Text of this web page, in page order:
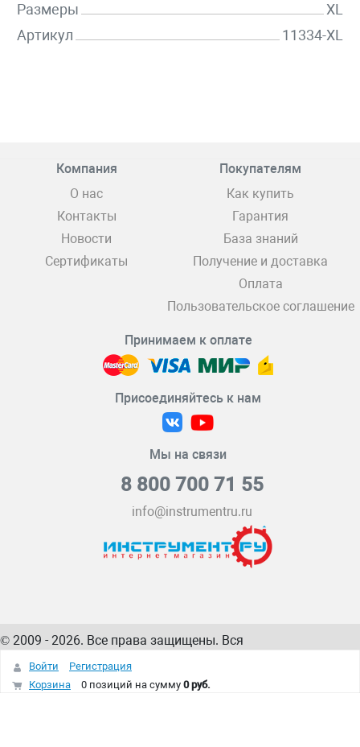
Размеры
XL
Артикул
11334-XL
Компания
О нас
Контакты
Новости
Сертификаты
Покупателям
Как купить
Гарантия
База знаний
Получение и доставка
Оплата
Пользовательское соглашение
Принимаем к оплате
Присоединяйтесь к нам
Мы на связи
8 800 700 71 55
info@instrumentru.ru
© 2009 - 2026. Все права защищены. Вся
информация на сайте – собственность
интернет-магазина
Войти
Регистрация
Корзина
0 позиций на сумму 0 руб.